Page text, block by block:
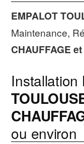
EMPALOT
Maintenance,
CHAUFFAGE
Installation
ou environ